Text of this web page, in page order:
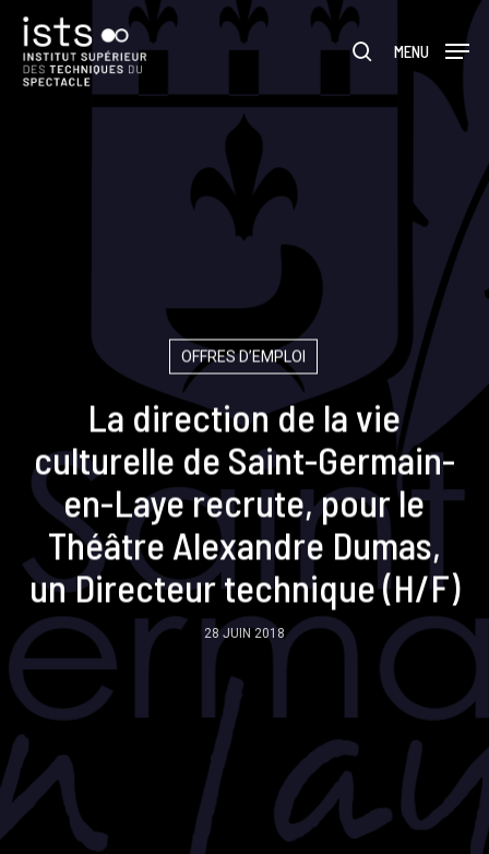
main
content
rechercher
MENU
OFFRES D’EMPLOI
La direction de la vie
culturelle de Saint-Germain-
en-Laye recrute, pour le
Théâtre Alexandre Dumas,
un Directeur technique (H/F)
28 JUIN 2018